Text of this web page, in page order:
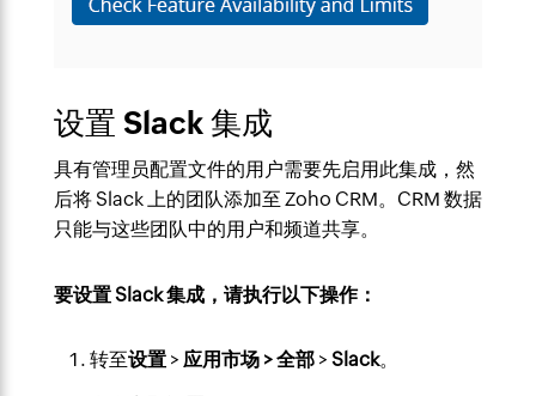
设置 Slack 集成
具有管理员配置文件的用户需要先启用此集成，然
后将 Slack 上的团队添加至 Zoho CRM。CRM 数据
只能与这些团队中的用户和频道共享。
要设置 Slack 集成，请执行以下操作：
转至设置> 应用市场 > 全部> Slack。